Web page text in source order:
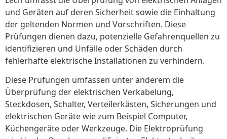
und Geräten auf deren Sicherheit sowie die Einhaltung
der geltenden Normen und Vorschriften. Diese
Prüfungen dienen dazu, potenzielle Gefahrenquellen zu
identifizieren und Unfälle oder Schäden durch
fehlerhafte elektrische Installationen zu verhindern.
Diese Prüfungen umfassen unter anderem die
Überprüfung der elektrischen Verkabelung,
Steckdosen, Schalter, Verteilerkästen, Sicherungen und
elektrischen Geräte wie zum Beispiel Computer,
Küchengeräte oder Werkzeuge. Die Elektroprüfung